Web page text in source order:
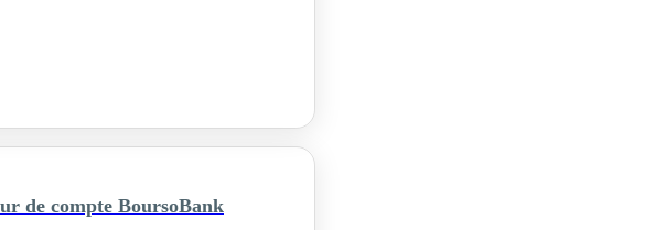
de compte BoursoBank